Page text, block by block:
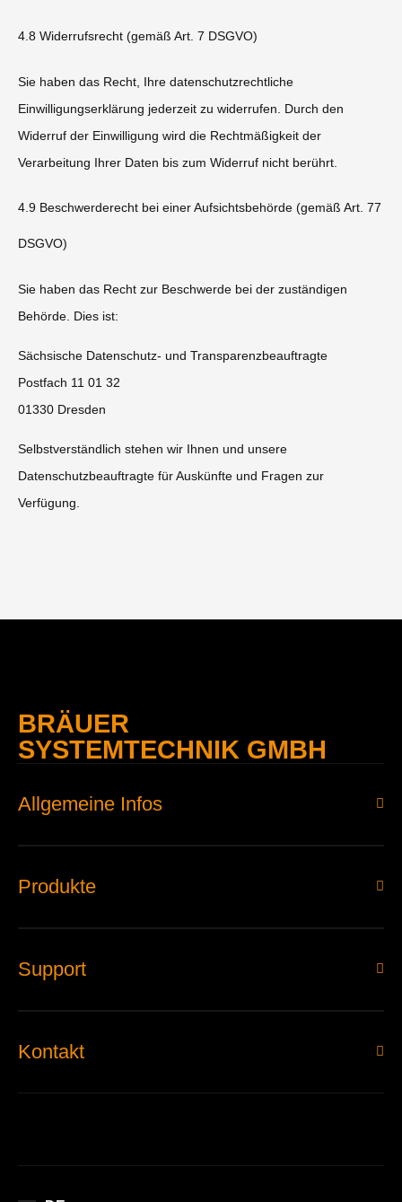
4.8 Widerrufsrecht (gemäß Art. 7 DSGVO)
Sie haben das Recht, Ihre datenschutzrechtliche
Einwilligungserklärung jederzeit zu widerrufen. Durch den
Widerruf der Einwilligung wird die Rechtmäßigkeit der
Verarbeitung Ihrer Daten bis zum Widerruf nicht berührt.
4.9 Beschwerderecht bei einer Aufsichtsbehörde (gemäß Art. 77
DSGVO)
Sie haben das Recht zur Beschwerde bei der zuständigen
Behörde. Dies ist:
Sächsische Datenschutz- und Transparenzbeauftragte
Postfach 11 01 32
01330 Dresden
Selbstverständlich stehen wir Ihnen und unsere
Datenschutzbeauftragte für Auskünfte und Fragen zur
Verfügung.
BRÄUER
SYSTEMTECHNIK GMBH
Allgemeine Infos
Produkte
Support
Kontakt